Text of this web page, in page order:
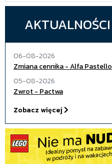
AKTUALNOŚCI
06-08-2026
Zmiana cennika - Alfa Pastello
05-08-2026
Zwrot - Pactwa
Zobacz więcej